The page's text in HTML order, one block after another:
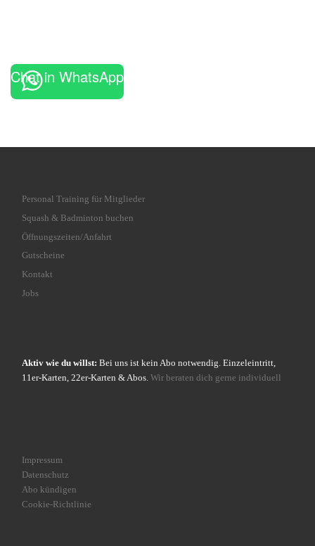
Chat in WhatsApp
Personal Training für Mitglieder
Squash & Badminton buchen
Öffnungszeiten/Anfahrt
Gutscheine
Kontakt
Jobs
Aktiv wie du willst: Bei uns ist kein Abo notwendig. Einzeleintritt,
11er-Karten, 22er-Karten & Abos. Wir beraten dich gerne individuell
Impressum
Datenschutz
Abo kündigen
Cookie-Richtlinie